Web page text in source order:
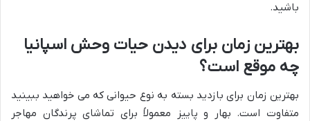
باشید.
بهترین زمان برای دیدن حیات وحش اسپانیا
چه موقع است؟
بهترین زمان برای بازدید بسته به نوع حیوانی که می خواهید ببینید
متفاوت است. بهار و پاییز معمولاً برای تماشای پرندگان مهاجر